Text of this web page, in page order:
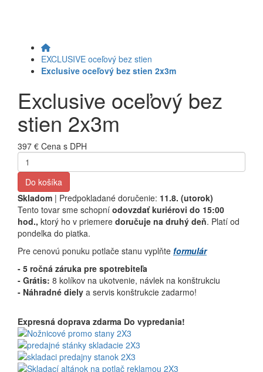
EXCLUSIVE oceľový bez stien
Exclusive oceľový bez stien 2x3m
Exclusive oceľový bez
stien 2x3m
397 € Cena s DPH
Do košíka
Skladom | Predpokladané doručenie: 11.8. (utorok)
Tento tovar sme schopní odovzdať kuriérovi do 15:00
hod., ktorý ho v priemere doručuje na druhý deň. Platí od
pondelka do piatka.
Pre cenovú ponuku potlače stanu vyplňte formulár
- 5 ročná záruka pre spotrebiteľa
- Grátis: 8 kolíkov na ukotvenie, návlek na konštrukciu
- Náhradné diely a servis konštrukcie zadarmo!
Expresná doprava zdarma Do vypredania!